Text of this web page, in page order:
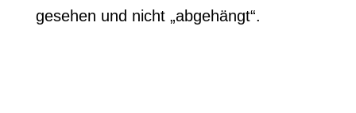
gesehen und nicht „abgehängt“.